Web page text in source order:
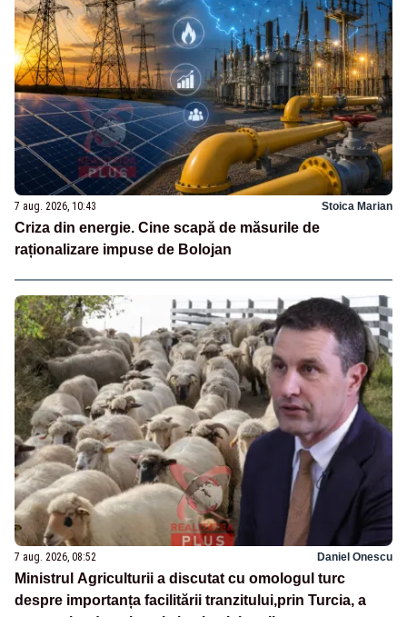
7 aug. 2026, 10:43 Stoica Marian
Criza din energie. Cine scapă de măsurile de
raționalizare impuse de Bolojan
7 aug. 2026, 08:52 Daniel Onescu
Ministrul Agriculturii a discutat cu omologul turc
despre importanța facilitării tranzitului,prin Turcia, a